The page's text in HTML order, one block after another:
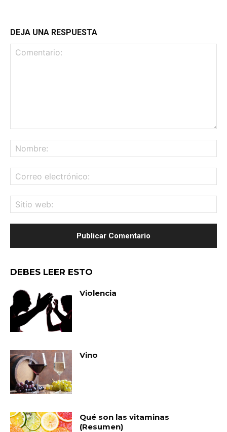
DEJA UNA RESPUESTA
DEBES LEER ESTO
Violencia
Vino
Qué son las vitaminas
(Resumen)